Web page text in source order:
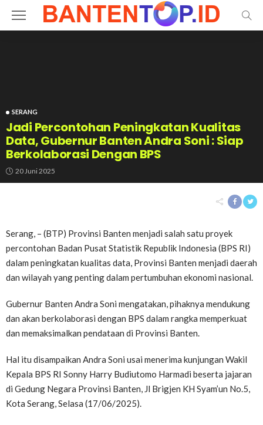
SERANG
Jadi Percontohan Peningkatan Kualitas
Data, Gubernur Banten Andra Soni : Siap
Berkolaborasi Dengan BPS
20 Juni 2025
Serang, – (BTP) Provinsi Banten menjadi salah satu proyek
percontohan Badan Pusat Statistik Republik Indonesia (BPS RI)
dalam peningkatan kualitas data, Provinsi Banten menjadi daerah
dan wilayah yang penting dalam pertumbuhan ekonomi nasional.
Gubernur Banten Andra Soni mengatakan, pihaknya mendukung
dan akan berkolaborasi dengan BPS dalam rangka memperkuat
dan memaksimalkan pendataan di Provinsi Banten.
Hal itu disampaikan Andra Soni usai menerima kunjungan Wakil
Kepala BPS RI Sonny Harry Budiutomo Harmadi beserta jajaran
di Gedung Negara Provinsi Banten, Jl Brigjen KH Syam’un No.5,
Kota Serang, Selasa (17/06/2025).